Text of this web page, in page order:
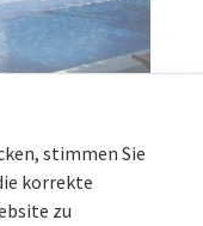
vom meer
m
stimmen Sie
korrekte
zu